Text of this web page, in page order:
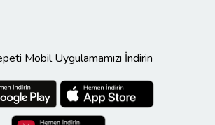
Mobil Uygulamamızı İndirin